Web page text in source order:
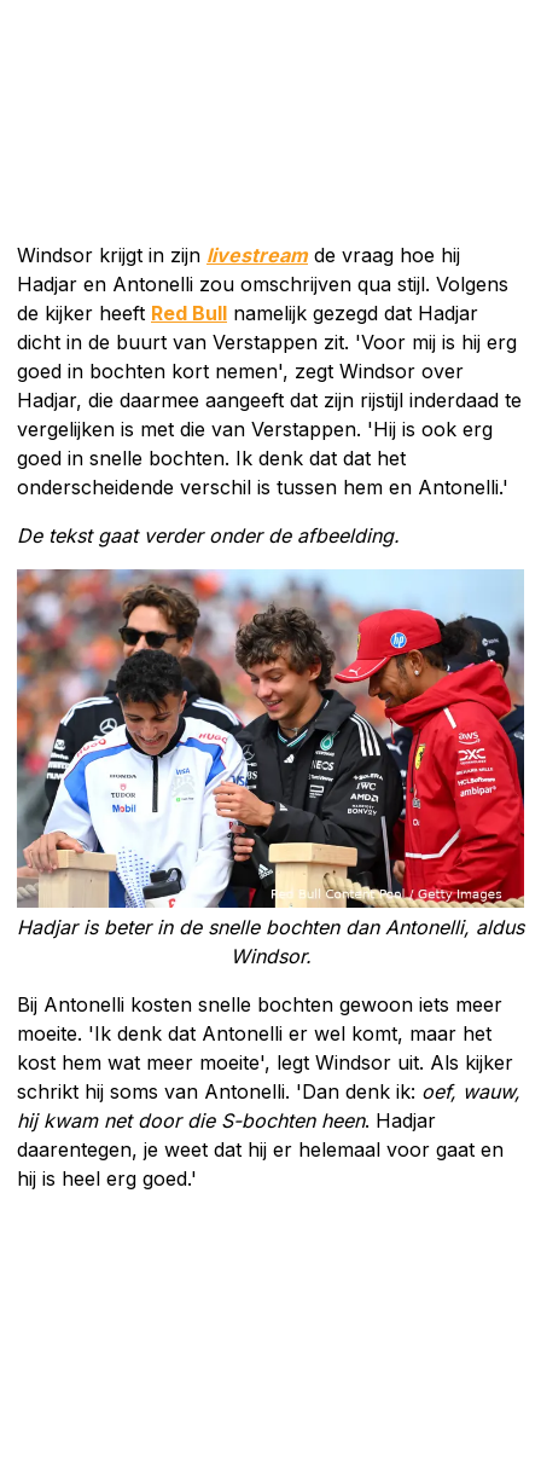
Windsor krijgt in zijn livestreamde vraag hoe hij
Hadjar en Antonelli zou omschrijven qua stijl. Volgens
de kijker heeft Red Bull namelijk gezegd dat Hadjar
dicht in de buurt van Verstappen zit. 'Voor mij is hij erg
goed in bochten kort nemen', zegt Windsor over
Hadjar, die daarmee aangeeft dat zijn rijstijl inderdaad te
vergelijken is met die van Verstappen. 'Hij is ook erg
goed in snelle bochten. Ik denk dat dat het
onderscheidende verschil is tussen hem en Antonelli.'
De tekst gaat verder onder de afbeelding.
Hadjar is beter in de snelle bochten dan Antonelli, aldus
Windsor.
Bij Antonelli kosten snelle bochten gewoon iets meer
moeite. 'Ik denk dat Antonelli er wel komt, maar het
kost hem wat meer moeite', legt Windsor uit. Als kijker
schrikt hij soms van Antonelli. 'Dan denk ik: oef, wauw,
hij kwam net door die S-bochten heen. Hadjar
daarentegen, je weet dat hij er helemaal voor gaat en
hij is heel erg goed.'